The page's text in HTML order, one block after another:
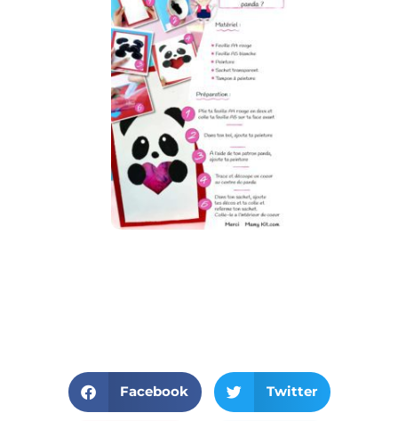
Facebook Twitter